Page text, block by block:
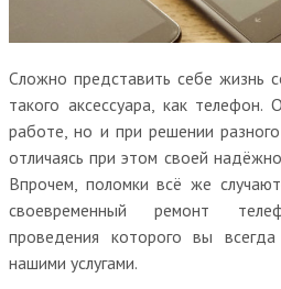
Сложно представить себе жизнь
такого аксессуара, как
работе, но и при решении
отличаясь при этом своей
Впрочем, поломки всё же
своевременный ремонт
проведения которого вы
нашими услугами.